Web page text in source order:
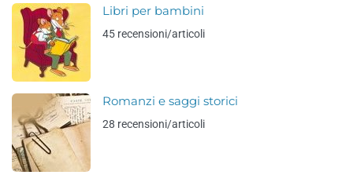
Libri per bambini
45 recensioni/articoli
Romanzi e saggi storici
28 recensioni/articoli